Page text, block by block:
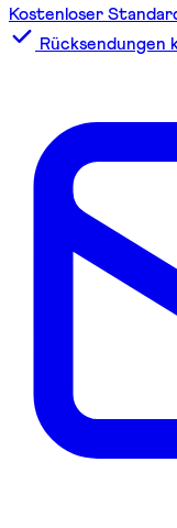
Kostenloser
Rücksendungen